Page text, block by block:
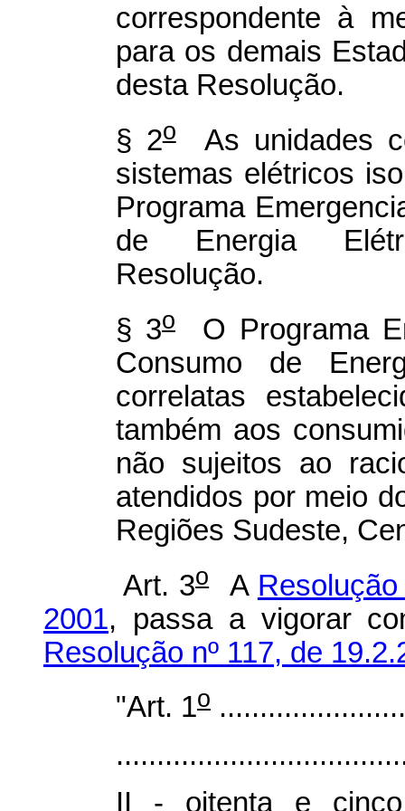
correspondente à
para os demais
desta Resolução.
§ 2oAs unidades
sistemas elétricos
Programa
de Energia
Resolução.
§ 3o
O Programa
Consumo de
correlatas
também aos
não sujeitos ao
atendidos por meio
Regiões Sudeste,
Art. 3oA
2001, passa a vigorar
Resolução nº 117, de
"Art. 1o
II - oitenta e